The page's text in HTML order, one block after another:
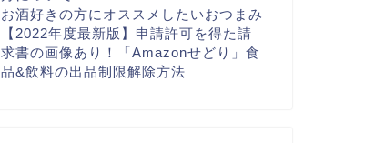
お酒好きの方にオススメしたいおつまみ
【2022年度最新版】申請許可を得た請
求書の画像あり！「Amazonせどり」食
品&飲料の出品制限解除方法